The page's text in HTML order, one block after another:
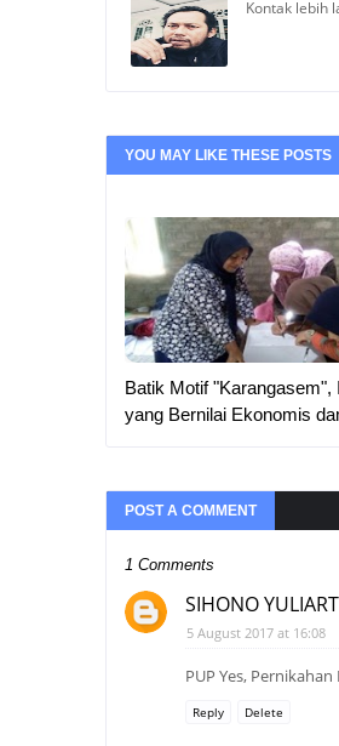
Kontak lebih
YOU MAY LIKE THESE POSTS
Batik Motif "Karangasem",
yang Bernilai Ekonomis
POST A COMMENT
1 Comments
SIHONO
5 August 2017 at 16:08
PUP Yes, Pernikahan
Reply Delete